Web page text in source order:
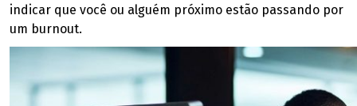
indicar que você ou alguém próximo estão passando por
um burnout.